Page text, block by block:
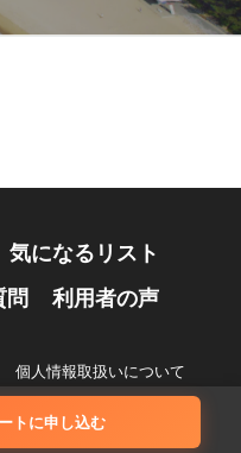
トに申し込む
気になるリスト
問 利用者の声
個人情報取扱いについて
Co.,Ltd.